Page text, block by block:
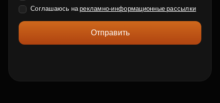
Соглашаюсь нарекламно-информационные рассылки
Отправить